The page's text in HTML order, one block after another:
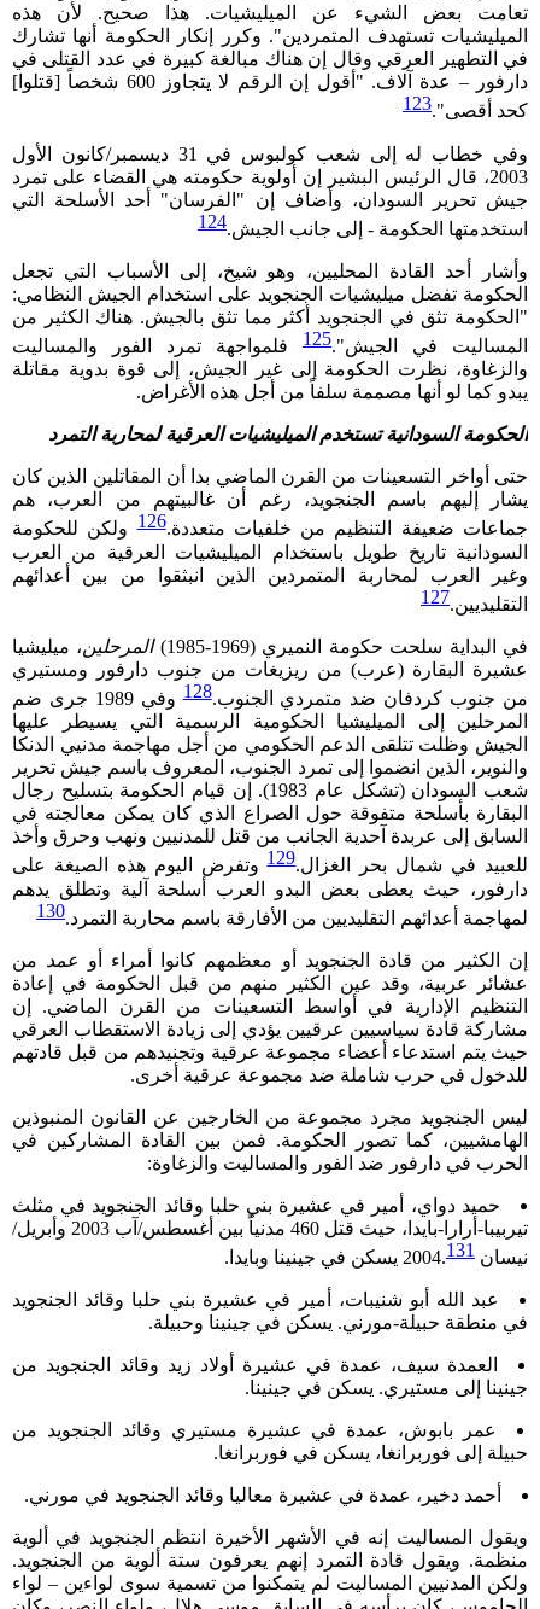
تعامت بعض الشيء عن الميليشيات. هذا صحيح. لأن هذه
الميليشيات تستهدف المتمردين". وكرر إنكار الحكومة أنها تشارك
في التطهير العرقي وقال إن هناك مبالغة كبيرة في عدد القتلى في
دارفور – عدة آلاف. "أقول إن الرقم لا يتجاوز 600 شخصاً [قتلوا]
كحد أقصى".123
وفي خطاب له إلى شعب كولبوس في 31 ديسمبر/كانون الأول
2003، قال الرئيس البشير إن أولوية حكومته هي القضاء على تمرد
جيش تحرير السودان، وأضاف إن "الفرسان" أحد الأسلحة التي
استخدمتها الحكومة - إلى جانب الجيش.124
وأشار أحد القادة المحليين، وهو شيخ، إلى الأسباب التي تجعل
الحكومة تفضل ميليشيات الجنجويد على استخدام الجيش النظامي:
"الحكومة تثق في الجنجويد أكثر مما تثق بالجيش. هناك الكثير من
المساليت في الجيش".125 فلمواجهة تمرد الفور والمساليت
والزغاوة، نظرت الحكومة إلى غير الجيش، إلى قوة بدوية مقاتلة
يبدو كما لو أنها مصممة سلفاً من أجل هذه الأغراض.
الحكومة السودانية تستخدم الميليشيات العرقية لمحاربة التمرد
حتى أواخر التسعينات من القرن الماضي بدا أن المقاتلين الذين كان
يشار إليهم باسم الجنجويد، رغم أن غالبيتهم من العرب، هم
جماعات ضعيفة التنظيم من خلفيات متعددة.126ولكن للحكومة
السودانية تاريخ طويل باستخدام الميليشيات العرقية من العرب
وغير العرب لمحاربة المتمردين الذين انبثقوا من بين أعدائهم
التقليديين.127
في البداية سلحت حكومة النميري (1969-1985) المرحلين، ميليشيا
عشيرة البقارة (عرب) من ريزيغات من جنوب دارفور ومستيري
من جنوب كردفان ضد متمردي الجنوب.128
وفي 1989 جرى ضم
المرحلين إلى الميليشيا الحكومية الرسمية التي يسيطر عليها
الجيش وظلت تتلقى الدعم الحكومي من أجل مهاجمة مدنيي الدنكا
والنوير، الذين انضموا إلى تمرد الجنوب، المعروف باسم جيش تحرير
شعب السودان (تشكل عام 1983). إن قيام الحكومة بتسليح رجال
البقارة بأسلحة متفوقة حول الصراع الذي كان يمكن معالجته في
السابق إلى عربدة آحدية الجانب من قتل للمدنيين ونهب وحرق وأخذ
للعبيد في شمال بحر الغزال.129وتفرض اليوم هذه الصيغة على
دارفور، حيث يعطى بعض البدو العرب أسلحة آلية وتطلق يدهم
لمهاجمة أعدائهم التقليديين من الأفارقة باسم محاربة التمرد.130
إن الكثير من قادة الجنجويد أو معظمهم كانوا أمراء أو عمد من
عشائر عربية، وقد عين الكثير منهم من قبل الحكومة في إعادة
التنظيم الإدارية في أواسط التسعينات من القرن الماضي. إن
مشاركة قادة سياسيين عرقيين يؤدي إلى زيادة الاستقطاب العرقي
حيث يتم استدعاء أعضاء مجموعة عرقية وتجنيدهم من قبل قادتهم
للدخول في حرب شاملة ضد مجموعة عرقية أخرى.
ليس الجنجويد مجرد مجموعة من الخارجين عن القانون المنبوذين
الهامشيين، كما تصور الحكومة. فمن بين القادة المشاركين في
الحرب في دارفور ضد الفور والمساليت والزغاوة:
حميد دواي، أمير في عشيرة بني حلبا وقائد الجنجويد في مثلث
تيربيبا-أرارا-بايدا، حيث قتل 460 مدنياً بين أغسطس/آب 2003 وأبريل/
نيسان 2004. 131 يسكن في جينينا وبايدا.
عبد الله أبو شنيبات، أمير في عشيرة بني حلبا وقائد الجنجويد
في منطقة حبيلة-مورني. يسكن في جينينا وحبيلة.
العمدة سيف، عمدة في عشيرة أولاد زيد وقائد الجنجويد من
جينينا إلى مستيري. يسكن في جينينا.
عمر بابوش، عمدة في عشيرة مستيري وقائد الجنجويد من
حبيلة إلى فوربرانغا، يسكن في فوربرانغا.
أحمد دخير، عمدة في عشيرة معاليا وقائد الجنجويد في مورني.
ويقول المساليت إنه في الأشهر الأخيرة انتظم الجنجويد في ألوية
منظمة. ويقول قادة التمرد إنهم يعرفون ستة ألوية من الجنجويد.
ولكن المدنيين المساليت لم يتمكنوا من تسمية سوى لواءين – لواء